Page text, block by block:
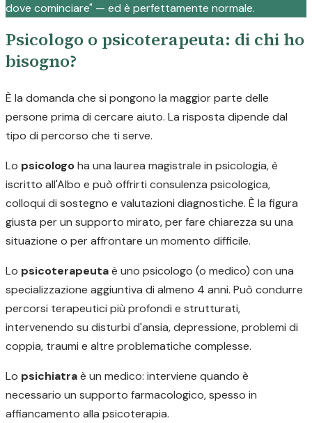
dove cominciare" — ed è perfettamente normale.
Psicologo o psicoterapeuta: di chi ho
bisogno?
È la domanda che si pongono la maggior parte delle
persone prima di cercare aiuto. La risposta dipende dal
tipo di percorso che ti serve.
Lo psicologoha una laurea magistrale in psicologia, è
iscritto all'Albo e può offrirti consulenza psicologica,
colloqui di sostegno e valutazioni diagnostiche. È la figura
giusta per un supporto mirato, per fare chiarezza su una
situazione o per affrontare un momento difficile.
Lo psicoterapeutaè uno psicologo (o medico) con una
specializzazione aggiuntiva di almeno 4 anni. Può condurre
percorsi terapeutici più profondi e strutturati,
intervenendo su disturbi d'ansia, depressione, problemi di
coppia, traumi e altre problematiche complesse.
Lo psichiatraè un medico: interviene quando è
necessario un supporto farmacologico, spesso in
affiancamento alla psicoterapia.